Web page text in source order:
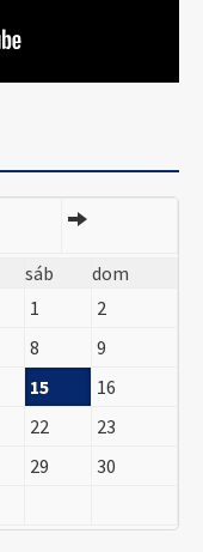
sáb
dom
1
2
8
9
15
16
22
23
29
30